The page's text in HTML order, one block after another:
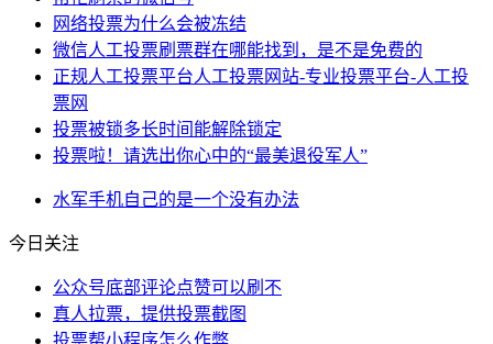
网络投票为什么会被冻结
微信人工投票刷票群在哪能找到，是不是免费的
正规人工投票平台人工投票网站-专业投票平台-人工投
票网
投票被锁多长时间能解除锁定
投票啦！请选出你心中的“最美退役军人”
水军手机自己的是一个没有办法
今日关注
公众号底部评论点赞可以刷不
真人拉票，提供投票截图
投票帮小程序怎么作弊